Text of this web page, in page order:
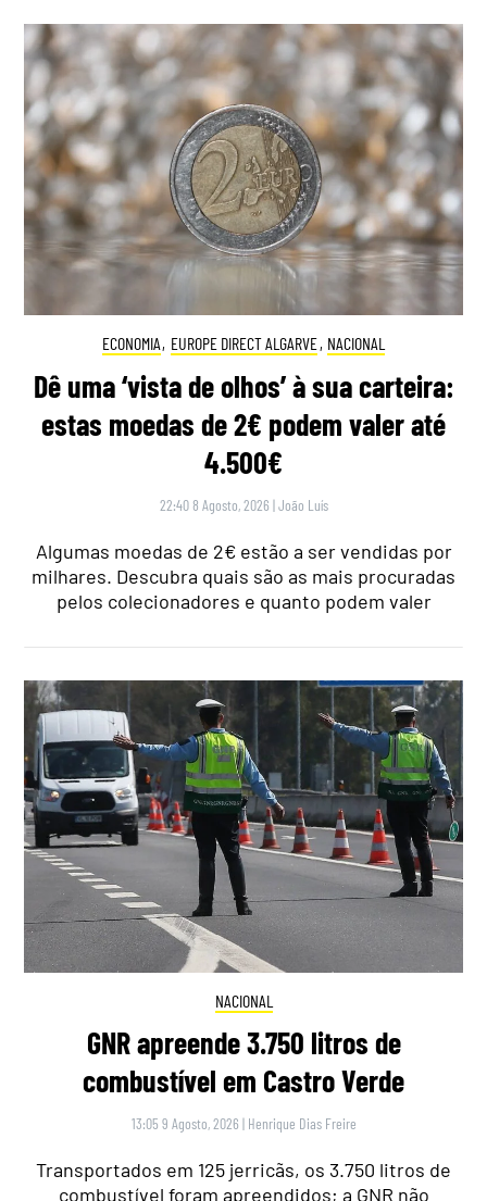
ECONOMIA, EUROPE DIRECT ALGARVE, NACIONAL
Dê uma ‘vista de olhos’ à sua carteira:
estas moedas de 2€ podem valer até
4.500€
22:40 8 Agosto, 2026 |João Luís
Algumas moedas de 2€ estão a ser vendidas por
milhares. Descubra quais são as mais procuradas
pelos colecionadores e quanto podem valer
NACIONAL
GNR apreende 3.750 litros de
combustível em Castro Verde
13:05 9 Agosto, 2026 | Henrique Dias Freire
Transportados em 125 jerricãs, os 3.750 litros de
combustível foram apreendidos; a GNR não